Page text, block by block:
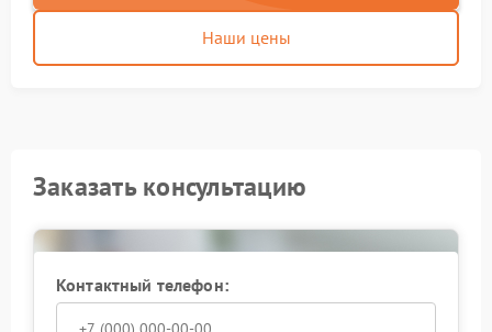
Наши цены
Заказать консультацию
Контактный телефон: